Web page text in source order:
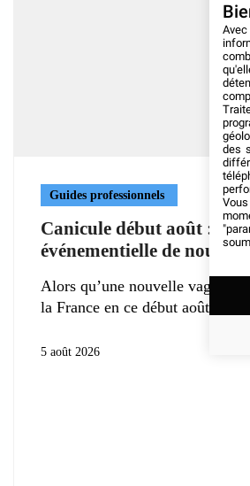
Guides professionnels
Canicule début août : la
événementielle de
Alors qu’une nouvelle vague de
la France en ce début août
5 août 2026
des